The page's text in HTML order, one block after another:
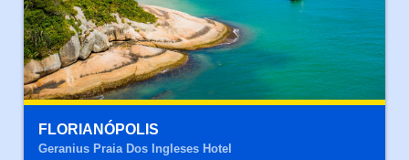
FLORIANÓPOLIS
Geranius Praia Dos Ingleses Hotel